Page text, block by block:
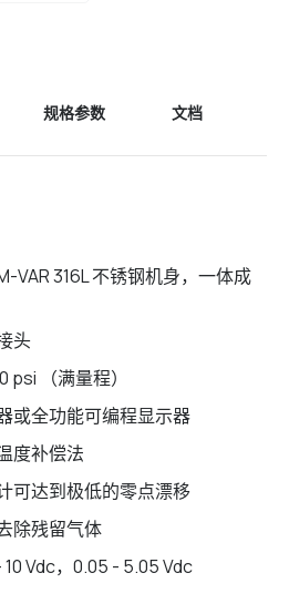
规格参数 文档
VAR 316L 不锈钢机身，一体成
头
psi （满量程）
或全功能可编程显示器
度补偿法
可达到极低的零点漂移
除残留气体
Vdc，0.05 - 5.05 Vdc